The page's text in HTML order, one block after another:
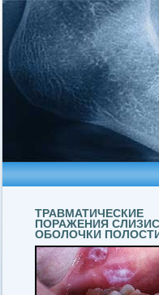
ТРАВМАТИЧЕСКИЕ
ПОРАЖЕНИЯ
ОБОЛОЧКИ